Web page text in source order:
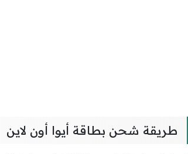
طريقة شحن بطاقة أيوا أون لاين